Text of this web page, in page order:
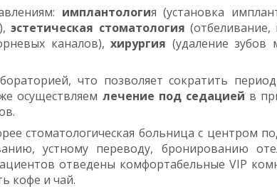
имплантология (установка
эстетическая стоматология (отбеливание,
каналов),хирургия (удаление зубов
что позволяет сократить
осуществляем лечение под седацией в
стоматологическая больница с центром
устному переводу, бронированию
отведены комфортабельные VIP
кофе и чай.